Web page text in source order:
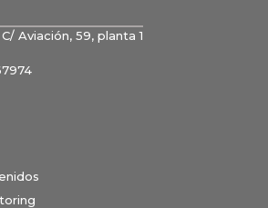
Aviación, 59, planta 1